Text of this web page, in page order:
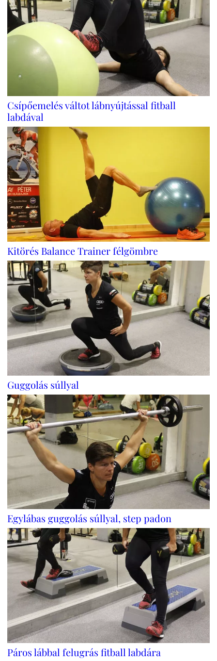
Csípőemelés váltot lábnyújtással fitball
labdával
Kitörés Balance Trainer félgömbre
Guggolás súllyal
Egylábas guggolás súllyal, step padon
Páros lábbal felugrás fitball labdára